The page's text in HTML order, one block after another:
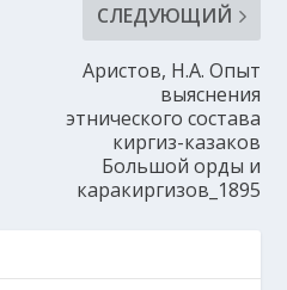
СЛЕДУЮЩИЙ
Аристов, Н.А. Опыт
выяснения
этнического состава
киргиз-казаков
Большой орды и
каракиргизов_1895